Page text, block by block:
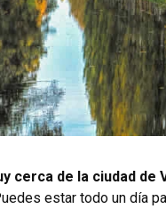
cerca de la ciudad
estar todo un día